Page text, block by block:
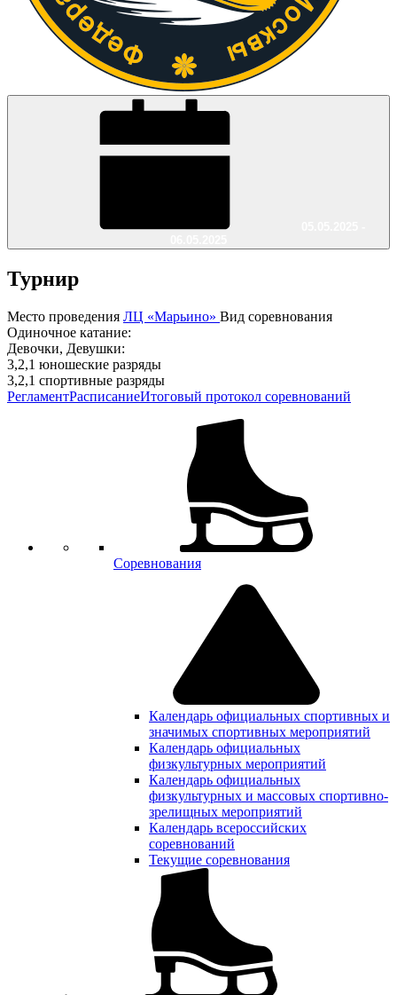
Турнир
Место проведения ЛЦ «Марьино» Вид соревнования
Одиночное катание:
Девочки, Девушки:
3,2,1 юношеские разряды
3,2,1 спортивные разряды
РегламентРасписаниеИтоговый протокол соревнований
Соревнования
Календарь официальных спортивных и
значимых спортивных мероприятий
Календарь официальных
физкультурных мероприятий
Календарь официальных
физкультурных и массовых спортивно-
зрелищных мероприятий
Календарь всероссийских
соревнований
Текущие соревнования